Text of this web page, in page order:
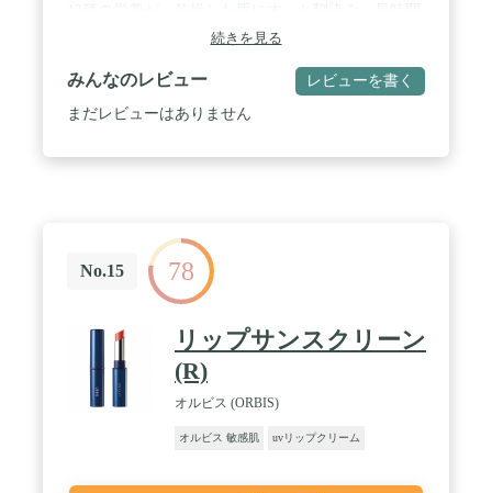
潤いを逃しません。※お子様用リップにもおすすめ
です。 / 🌳【コスモスオーガニック認証】有機栽培
された旬の原料のみを使用しており、お肌に不要な
香りのための成分は除去しています。染料不使用、
アルコールフリ、パラベンフリー、ノンシリコン、
の企画や開発に携わっています。 / 🌳【するすると
馴染む柔らかさ ぴったりと密着するテクスチャ
ー】するすると塗りやすく、ベタつかずにしっかり
と密着。通常オーガニックリップは柔らかいという
欠点がありますが、SIORISの商品は硬めなので、体
温で温まっても崩れる心配はありません / 🌳【マル
チに使えて便利】 唇だけではなく目元や爪のキュー
ティクルにもマルチで使用が可能です。このリップ
が1本あれば、外出中でも目元の乾燥を簡単にケア
ことができます。 また、爪のキューティクル保護に
給して爪の周りを柔らかくし、ささくれを防ぎま
続きを見る
みんなのレビュー レビューを書く
まだレビューはありません
No.15 78
リップサンスクリーン
(R)
オルビス (ORBIS)
オルビス 敏感肌 uvリップクリーム